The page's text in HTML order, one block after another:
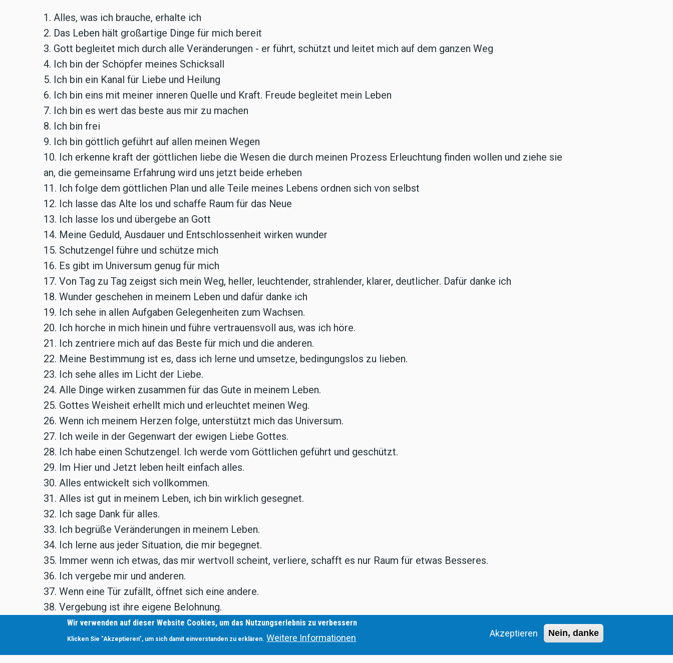
1. Alles, was ich brauche, erhalte ich
2. Das Leben hält großartige Dinge für mich bereit
3. Gott begleitet mich durch alle Veränderungen - er führt, schützt und leitet mich auf dem ganzen Weg
4. Ich bin der Schöpfer meines Schicksall
5. Ich bin ein Kanal für Liebe und Heilung
6. Ich bin eins mit meiner inneren Quelle und Kraft. Freude begleitet mein Leben
7. Ich bin es wert das beste aus mir zu machen
8. Ich bin frei
9. Ich bin göttlich geführt auf allen meinen Wegen
10. Ich erkenne kraft der göttlichen liebe die Wesen die durch meinen Prozess Erleuchtung finden wollen und ziehe sie
an, die gemeinsame Erfahrung wird uns jetzt beide erheben
11. Ich folge dem göttlichen Plan und alle Teile meines Lebens ordnen sich von selbst
12. Ich lasse das Alte los und schaffe Raum für das Neue
13. Ich lasse los und übergebe an Gott
14. Meine Geduld, Ausdauer und Entschlossenheit wirken wunder
15. Schutzengel führe und schütze mich
16. Es gibt im Universum genug für mich
17. Von Tag zu Tag zeigst sich mein Weg, heller, leuchtender, strahlender, klarer, deutlicher. Dafür danke ich
18. Wunder geschehen in meinem Leben und dafür danke ich
19. Ich sehe in allen Aufgaben Gelegenheiten zum Wachsen.
20. Ich horche in mich hinein und führe vertrauensvoll aus, was ich höre.
21. Ich zentriere mich auf das Beste für mich und die anderen.
22. Meine Bestimmung ist es, dass ich lerne und umsetze, bedingungslos zu lieben.
23. Ich sehe alles im Licht der Liebe.
24. Alle Dinge wirken zusammen für das Gute in meinem Leben.
25. Gottes Weisheit erhellt mich und erleuchtet meinen Weg.
26. Wenn ich meinem Herzen folge, unterstützt mich das Universum.
27. Ich weile in der Gegenwart der ewigen Liebe Gottes.
28. Ich habe einen Schutzengel. Ich werde vom Göttlichen geführt und geschützt.
29. Im Hier und Jetzt leben heilt einfach alles.
30. Alles entwickelt sich vollkommen.
31. Alles ist gut in meinem Leben, ich bin wirklich gesegnet.
32. Ich sage Dank für alles.
33. Ich begrüße Veränderungen in meinem Leben.
34. Ich lerne aus jeder Situation, die mir begegnet.
35. Immer wenn ich etwas, das mir wertvoll scheint, verliere, schafft es nur Raum für etwas Besseres.
36. Ich vergebe mir und anderen.
37. Wenn eine Tür zufällt, öffnet sich eine andere.
38. Vergebung ist ihre eigene Belohnung.
39. Ich segne alle und vergebe allen und somit bin ich frei.
40. Wie ich vergebe, so ist mir vergeben.
41. Wo ich auch hinschaue sehe ich Gelegenheiten zu dienen.
Wir verwenden auf dieser Website Cookies, um das Nutzungserlebnis zu verbessern
Klicken Sie "Akzeptieren", um sich damit einverstanden zu erklären. Weitere Informationen Akzeptieren Nein, danke